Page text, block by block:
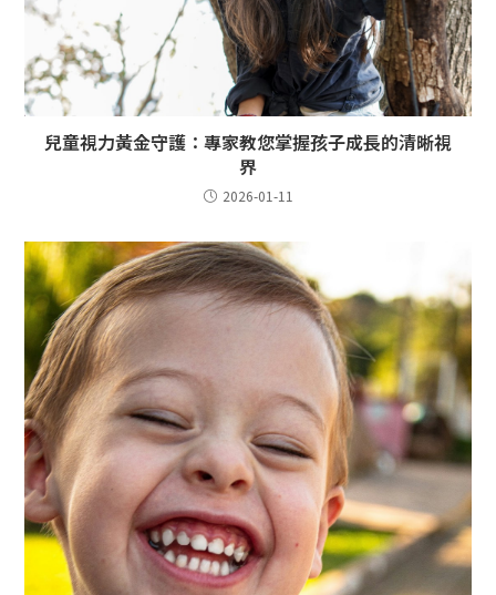
兒童視力黃金守護：專家教您掌握孩子成長的清晰視
界
2026-01-11